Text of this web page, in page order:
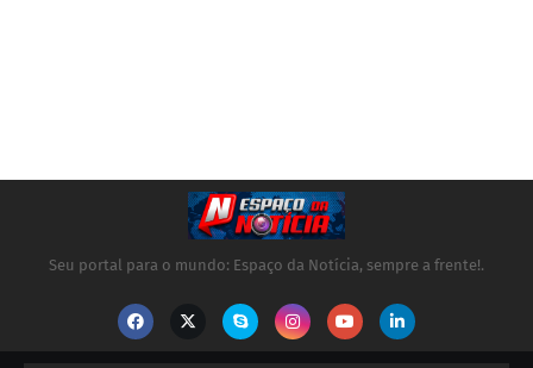
Seu portal para o mundo: Espaço da Notícia, sempre a frente!.